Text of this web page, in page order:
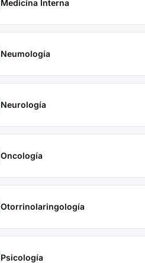
Medicina Interna
Neumología
Neurología
Oncología
Otorrinolaringología
Psicología